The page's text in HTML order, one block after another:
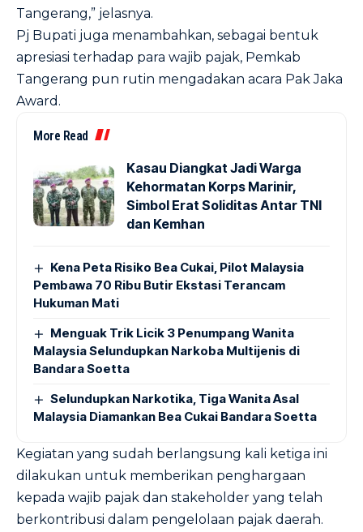
Tangerang,” jelasnya.
Pj Bupati juga menambahkan, sebagai bentuk
apresiasi terhadap para wajib pajak, Pemkab
Tangerang pun rutin mengadakan acara Pak Jaka
Award.
More Read
Kasau Diangkat Jadi Warga
Kehormatan Korps Marinir,
Simbol Erat Soliditas Antar TNI
dan Kemhan
Kena Peta Risiko Bea Cukai, Pilot Malaysia
Pembawa 70 Ribu Butir Ekstasi Terancam
Hukuman Mati
Menguak Trik Licik 3 Penumpang Wanita
Malaysia Selundupkan Narkoba Multijenis di
Bandara Soetta
Selundupkan Narkotika, Tiga Wanita Asal
Malaysia Diamankan Bea Cukai Bandara Soetta
Kegiatan yang sudah berlangsung kali ketiga ini
dilakukan untuk memberikan penghargaan
kepada wajib pajak dan stakeholder yang telah
berkontribusi dalam pengelolaan pajak daerah.